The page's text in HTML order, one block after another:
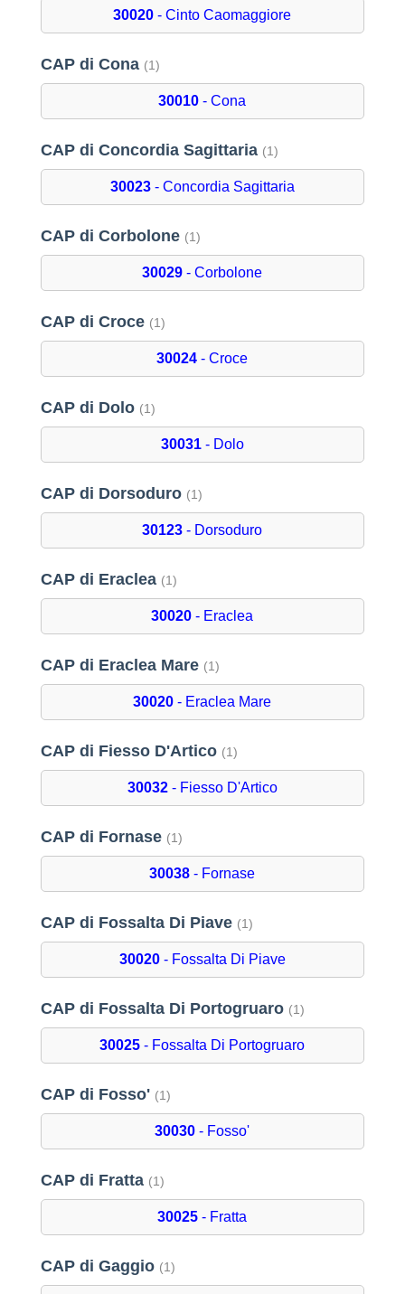
30020 - Cinto Caomaggiore
CAP di Cona (1)
30010 - Cona
CAP di Concordia Sagittaria (1)
30023- Concordia Sagittaria
CAP di Corbolone (1)
30029 - Corbolone
CAP di Croce (1)
30024 - Croce
CAP di Dolo (1)
30031- Dolo
CAP di Dorsoduro (1)
30123 - Dorsoduro
CAP di Eraclea (1)
30020 - Eraclea
CAP di Eraclea Mare (1)
30020 - Eraclea Mare
CAP di Fiesso D'Artico (1)
30032- Fiesso D'Artico
CAP di Fornase (1)
30038 - Fornase
CAP di Fossalta Di Piave (1)
30020- Fossalta Di Piave
CAP di Fossalta Di Portogruaro (1)
30025 - Fossalta Di Portogruaro
CAP di Fosso' (1)
30030 - Fosso'
CAP di Fratta (1)
30025 - Fratta
CAP di Gaggio (1)